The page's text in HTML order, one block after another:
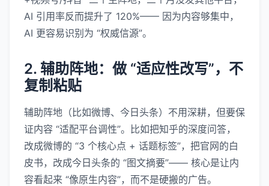
AI 引用率反而提升了 120%—— 因为内容够集中，
AI 更容易识别为 “权威信源”。
2. 辅助阵地：做 “适应性改写”，不
复制粘贴
辅助阵地（比如微博、今日头条）不用深耕，但要保
证内容 “适配平台调性”。比如把知乎的深度问答，
改成微博的 “3 个核心点 + 话题标签”，把官网的白
皮书，改成今日头条的 “图文摘要”—— 核心是让内
容看起来 “像原生内容”，而不是硬搬的广告。